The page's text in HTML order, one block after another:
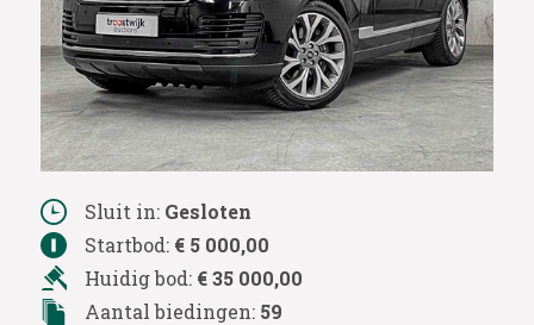
Sluit in: Gesloten
Startbod: € 5 000,00
Huidig bod: € 35 000,00
Aantal biedingen: 59